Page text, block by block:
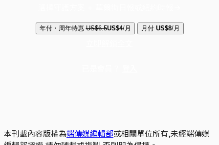
年付・周年特惠 US$6.5US$4/月 月付 US$8/月
本刊載內容版權為端傳媒編輯部或相關單位所有,未經端傳媒